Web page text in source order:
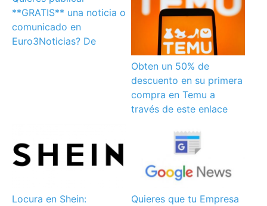
**GRATIS** una noticia o
comunicado en
Euro3Noticias? De
Obten un 50% de
descuento en su primera
compra en Temu a
través de este enlace
Locura en Shein:
Quieres que tu Empresa